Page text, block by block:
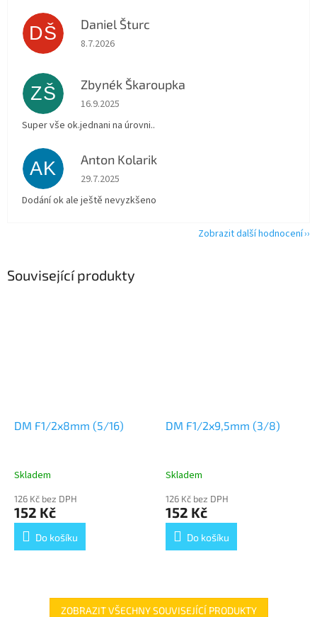
Související produkty
DM F1/2x8mm (5/16)
Skladem
126 Kč bez DPH
152 Kč
Do košíku
DM F1/2x9,5mm (3/8)
Skladem
126 Kč bez DPH
152 Kč
Do košíku
ZOBRAZIT VŠECHNY SOUVISEJÍCÍ PRODUKTY
DŠ Daniel Šturc
Hodnocení obchodu je 5 z 5 hvězdiček.
8.7.2026
ZŠ Zbynék Škaroupka
Hodnocení obchodu je 5 z 5 hvězdiček.
16.9.2025
Super vše ok.jednani na úrovni..
AK Anton Kolarik
Hodnocení obchodu je 5 z 5 hvězdiček.
29.7.2025
Dodání ok ale ještě nevyzkšeno
Zobrazit další hodnocení